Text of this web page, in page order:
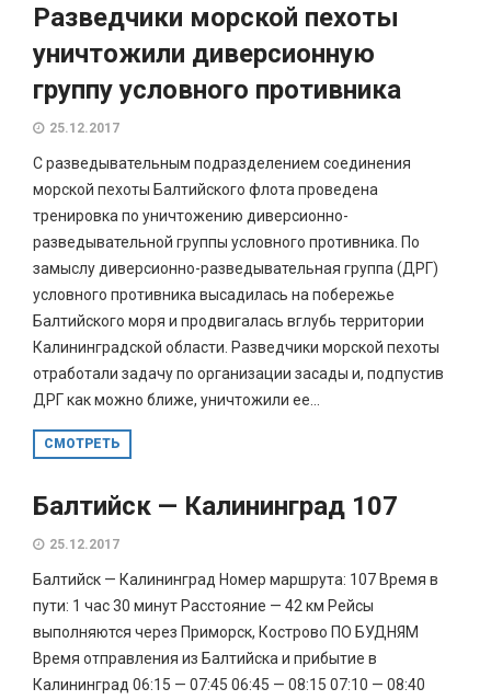
Разведчики морской пехоты
уничтожили диверсионную
группу условного противника
25.12.2017
С разведывательным подразделением соединения
морской пехоты Балтийского флота проведена
тренировка по уничтожению диверсионно-
разведывательной группы условного противника. По
замыслу диверсионно-разведывательная группа (ДРГ)
условного противника высадилась на побережье
Балтийского моря и продвигалась вглубь территории
Калининградской области. Разведчики морской пехоты
отработали задачу по организации засады и, подпустив
ДРГ как можно ближе, уничтожили ее...
СМОТРЕТЬ
Балтийск — Калининград 107
25.12.2017
Балтийск — Калининград Номер маршрута: 107 Время в
пути: 1 час 30 минут Расстояние — 42 км Рейсы
выполняются через Приморск, Кострово ПО БУДНЯМ
Время отправления из Балтийска и прибытие в
Калининград 06:15 — 07:45 06:45 — 08:15 07:10 — 08:40